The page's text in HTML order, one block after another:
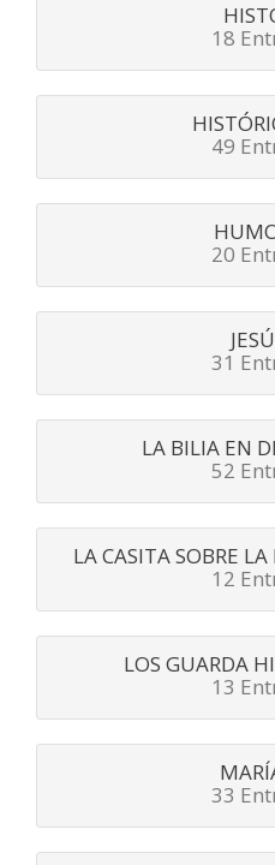
18
49
20
31
LA BILIA EN
52
LA CASITA SOBRE
12
LOS GUARDA
13
33